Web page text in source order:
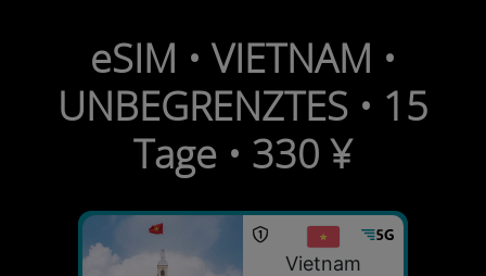
eSIM • VIETNAM •
UNBEGRENZTES • 15
Tage • 330 ¥
Vietnam